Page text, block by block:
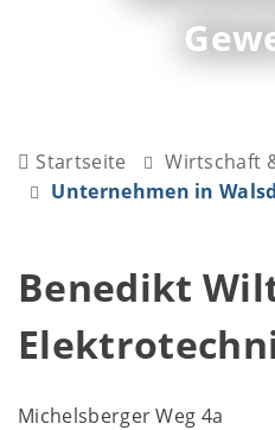
Startseite
Wirtschaft
Unternehmen in
Benedikt
Michelsberger Weg 4a